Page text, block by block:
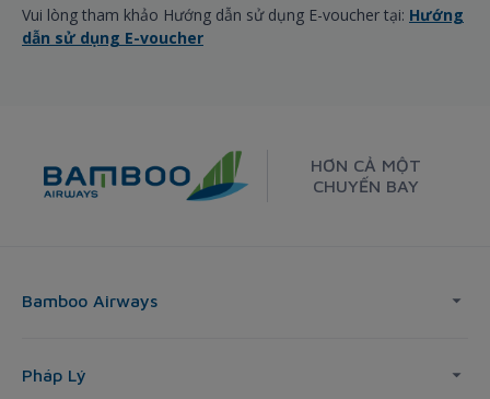
Vui lòng tham khảo Hướng dẫn sử dụng E-voucher tại: Hướng
dẫn sử dụng E-voucher
HƠN CẢ MỘT
CHUYẾN BAY
Bamboo Airways
Pháp Lý